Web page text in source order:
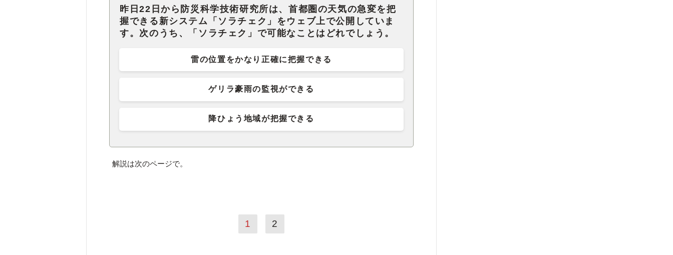
昨日22日から防災科学技術研究所は、首都圏の天気の急変を把
握できる新システム「ソラチェク」をウェブ上で公開していま
す。次のうち、「ソラチェク」で可能なことはどれでしょう。
雷の位置をかなり正確に把握できる
ゲリラ豪雨の監視ができる
降ひょう地域が把握できる
解説は次のページで。
1 2